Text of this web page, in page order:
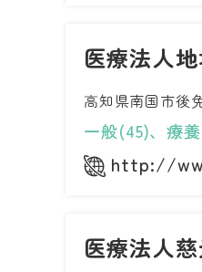
医療法人
高知県南国市後
一般(45)、療
http://
医療法人